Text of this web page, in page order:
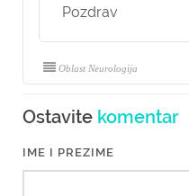
Pozdrav
Oblast Neurologija
Ostavite komentar
IME I PREZIME